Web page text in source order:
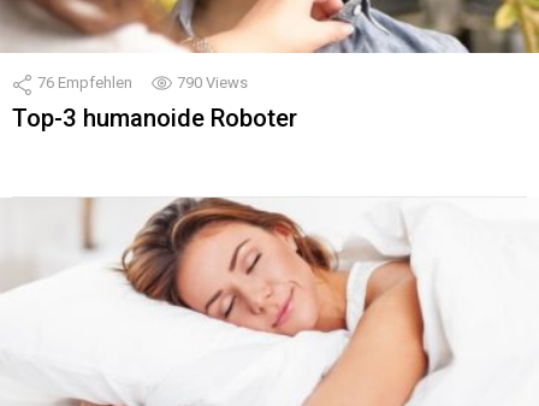
76 Empfehlen 790 Views
Top-3 humanoide Roboter